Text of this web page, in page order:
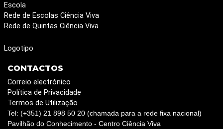
Escola
Rede de Escolas Ciência Viva
Rede de Quintas Ciência Viva
Logotipo
CONTACTOS
Correio electrónico
Política de Privacidade
Termos de Utilização
Tel: (+351) 21 898 50 20 (chamada para a rede fixa nacional)
Pavilhão do Conhecimento - Centro Ciência Viva